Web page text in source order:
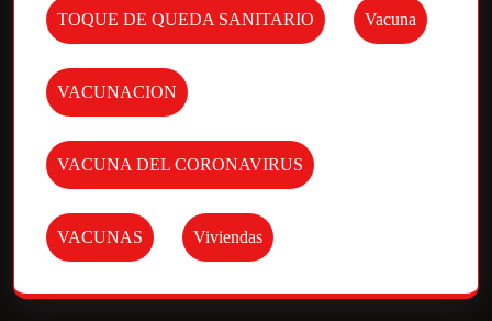
TOQUE DE QUEDA SANITARIO Vacuna
VACUNACION
VACUNA DEL CORONAVIRUS
VACUNAS Viviendas